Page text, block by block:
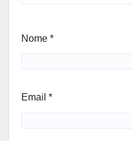
Nome *
Email *